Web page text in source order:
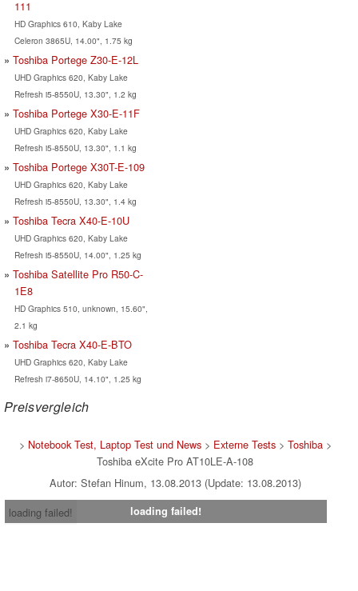
111
HD Graphics 610, Kaby Lake
Celeron 3865U, 14.00", 1.75 kg
Toshiba Portege Z30-E-12L
UHD Graphics 620, Kaby Lake
Refresh i5-8550U, 13.30", 1.2 kg
Toshiba Portege X30-E-11F
UHD Graphics 620, Kaby Lake
Refresh i5-8550U, 13.30", 1.1 kg
Toshiba Portege X30T-E-109
UHD Graphics 620, Kaby Lake
Refresh i5-8550U, 13.30", 1.4 kg
Toshiba Tecra X40-E-10U
UHD Graphics 620, Kaby Lake
Refresh i5-8550U, 14.00", 1.25 kg
Toshiba Satellite Pro R50-C-
1E8
HD Graphics 510, unknown, 15.60",
2.1 kg
Toshiba Tecra X40-E-BTO
UHD Graphics 620, Kaby Lake
Refresh i7-8650U, 14.10", 1.25 kg
Preisvergleich
> Notebook Test, Laptop Test und News> Externe Tests> Toshiba>
Toshiba eXcite Pro AT10LE-A-108
Autor: Stefan Hinum, 13.08.2013 (Update: 13.08.2013)
loading failed!
loading failed!